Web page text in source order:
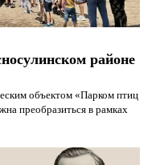
районе
объектом «Парком птиц
преобразиться в рамках